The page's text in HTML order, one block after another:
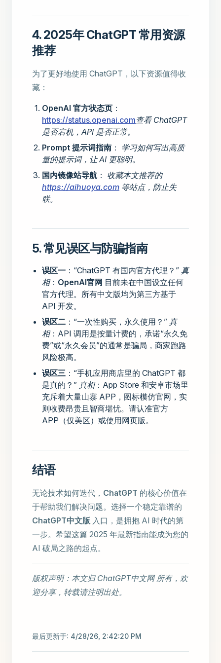
4. 2025年 ChatGPT 常用资源
推荐
为了更好地使用 ChatGPT，以下资源值得收
藏：
OpenAI 官方状态页 ：
https://status.openai.com查看 ChatGPT
是否宕机，API 是否正常。
Prompt 提示词指南 ： 学习如何写出高质
量的提示词，让 AI 更聪明。
国内镜像站导航 ： 收藏本文推荐的
https://aihuoya.com 等站点，防止失
联。
5. 常见误区与防骗指南
误区一 ：“ChatGPT 有国内官方代理？” 真
相： OpenAI官网 目前未在中国设立任何
官方代理。所有中文版均为第三方基于
API 开发。
误区二 ：“一次性购买，永久使用？” 真
相：API 调用是按量计费的，承诺“永久免
费”或“永久会员”的通常是骗局，商家跑路
风险极高。
误区三 ：“手机应用商店里的 ChatGPT 都
是真的？” 真相：App Store 和安卓市场里
充斥着大量山寨 APP，图标模仿官网，实
则收费昂贵且智商堪忧。请认准官方
APP（仅美区）或使用网页版。
结语
无论技术如何迭代， ChatGPT 的核心价值在
于帮助我们解决问题。选择一个稳定靠谱的
ChatGPT中文版 入口，是拥抱 AI 时代的第
一步。希望这篇 2025 年最新指南能成为您的
AI 破局之路的起点。
版权声明：本文归 ChatGPT中文网 所有，欢
迎分享，转载请注明出处。
最后更新于: 4/28/26, 2:42:20 PM